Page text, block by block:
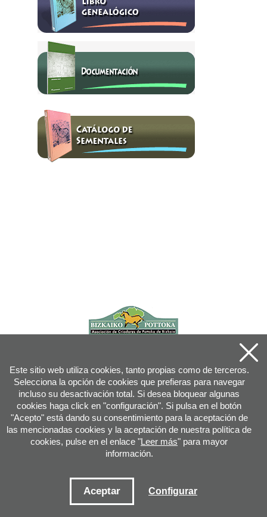
info@pottoka.info
Condiciones de uso -Política de privacidad-Política de cookies
Este sitio web utiliza cookies, tanto propias como de terceros.
Selecciona la opción de cookies que prefieras para navegar
incluso su desactivación total. Si desea bloquear algunas
cookies haga click en "configuración". Si pulsa en el botón
"Acepto" está dando su consentimiento para la aceptación de
las mencionadas cookies y la aceptación de nuestra política de
cookies, pulse en el enlace "Leer más" para mayor
información.
Aceptar Configurar